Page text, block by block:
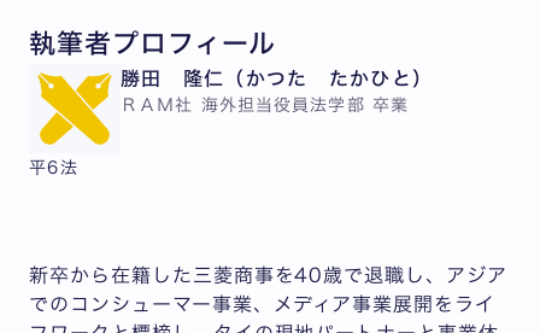
執筆者プロフィール
勝田 隆仁（かつた たかひと）
ＲＡＭ社 海外担当役員法学部 卒業
平6法
新卒から在籍した三菱商事を40歳で退職し、アジア
でのコンシューマー事業、メディア事業展開をライ